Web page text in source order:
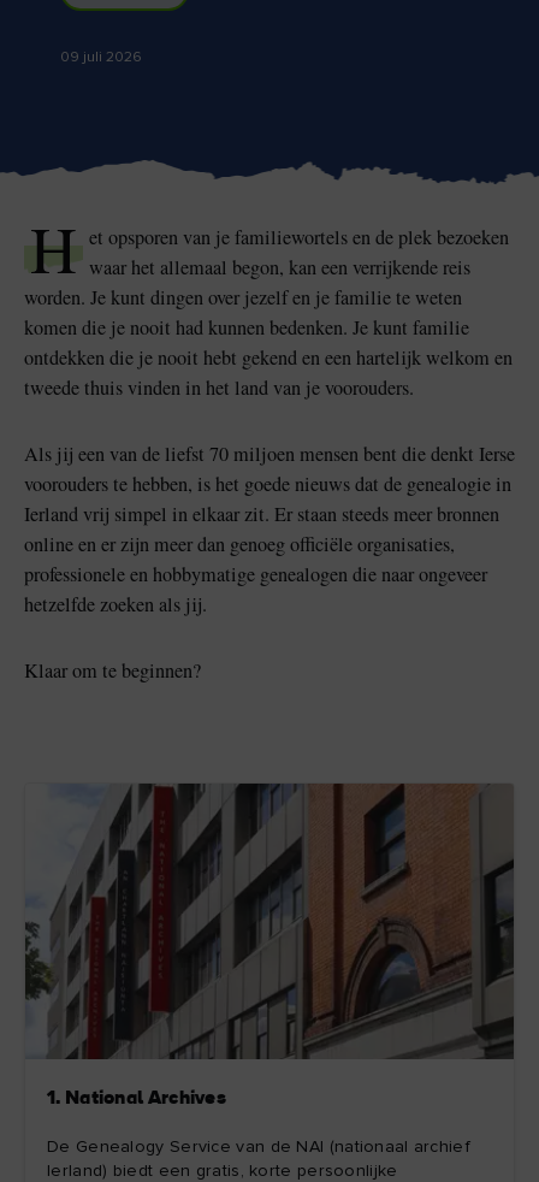
Blarney Castle
09 juli 2026
H et opsporen van je familiewortels en de plek bezoeken
waar het allemaal begon, kan een verrijkende reis
worden. Je kunt dingen over jezelf en je familie te weten
komen die je nooit had kunnen bedenken. Je kunt familie
ontdekken die je nooit hebt gekend en een hartelijk welkom en
tweede thuis vinden in het land van je voorouders.
Als jij een van de liefst 70 miljoen mensen bent die denkt Ierse
voorouders te hebben, is het goede nieuws dat de genealogie in
Ierland vrij simpel in elkaar zit. Er staan steeds meer bronnen
online en er zijn meer dan genoeg officiële organisaties,
professionele en hobbymatige genealogen die naar ongeveer
hetzelfde zoeken als jij.
Klaar om te beginnen?
1. National Archives
De Genealogy Service van de NAI (nationaal archief
Ierland) biedt een gratis, korte persoonlijke